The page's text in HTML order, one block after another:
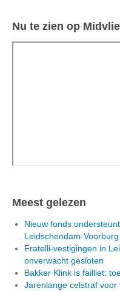
Nu te zien op
Meest gelezen
Nieuw fonds
Leidschendam-Voorburg
Fratelli-vestigingen in
onverwacht gesloten
Bakker Klink is failliet:
Jarenlange celstraf